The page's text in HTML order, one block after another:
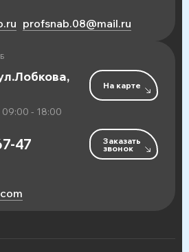
profsnab.08@mail.ru
- 18:00
На карте
47 Заказать
звонок